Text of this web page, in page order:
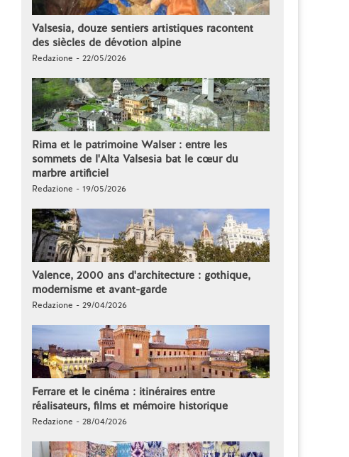
Valsesia, douze sentiers artistiques racontent
des siècles de dévotion alpine
Redazione - 22/05/2026
Rima et le patrimoine Walser : entre les
sommets de l'Alta Valsesia bat le cœur du
marbre artificiel
Redazione - 19/05/2026
Valence, 2000 ans d'architecture : gothique,
modernisme et avant-garde
Redazione - 29/04/2026
Ferrare et le cinéma : itinéraires entre
réalisateurs, films et mémoire historique
Redazione - 28/04/2026